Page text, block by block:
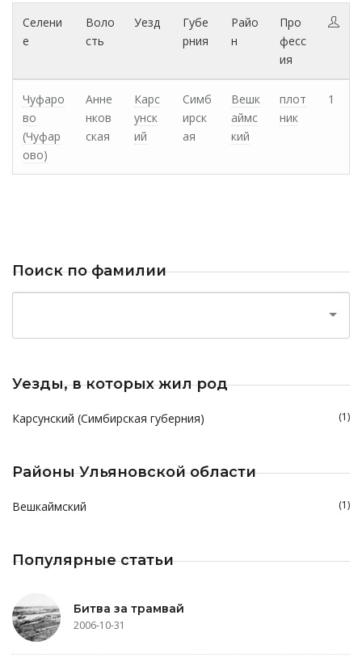
Селени
е
Воло
сть
Уезд
Губе
рния
Райо
н
Про
фесс
ия
Чуфаро
во
(Чуфар
ово)
Анне
нков
ская
Карс
унск
ий
Симб
ирск
ая
Вешк
аймс
кий
плот
ник
1
Поиск по фамилии
Уезды, в которых жил род
Карсунский (Симбирская губерния) (1)
Районы Ульяновской области
Вешкаймский (1)
Популярные статьи
Битва за трамвай
2006-10-31